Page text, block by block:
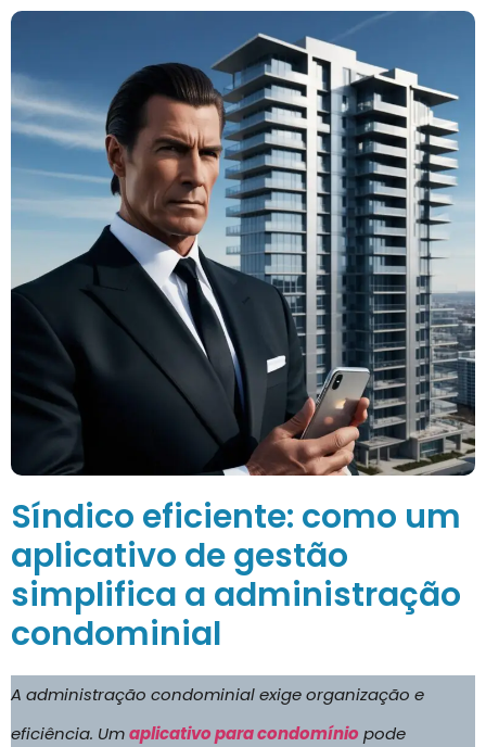
Síndico eficiente: como um
aplicativo de gestão
simplifica a administração
condominial
A administração condominial exige organização e
eficiência. Umaplicativo para condomínio pode